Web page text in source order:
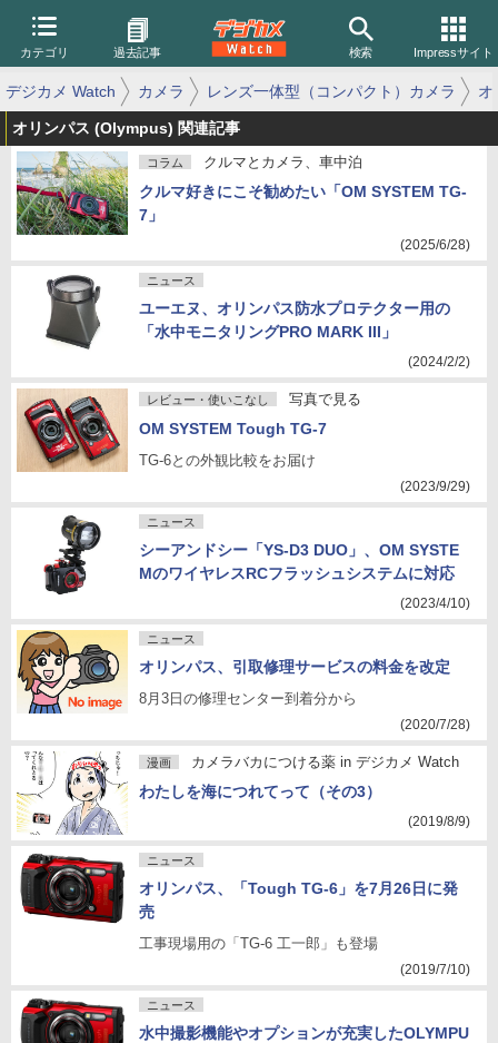
カテゴリ 過去記事 検索 Impressサイト
デジカメ Watch カメラ レンズ一体型（コンパクト）カメラ オ
オリンパス (Olympus) 関連記事
コラム クルマとカメラ、車中泊
クルマ好きにこそ勧めたい「OM SYSTEM TG-
7」
(2025/6/28)
ニュース
ユーエヌ、オリンパス防水プロテクター用の
「水中モニタリングPRO MARK III」
(2024/2/2)
レビュー・使いこなし 写真で見る
OM SYSTEM Tough TG-7
TG-6との外観比較をお届け
(2023/9/29)
ニュース
シーアンドシー「YS-D3 DUO」、OM SYSTE
MのワイヤレスRCフラッシュシステムに対応
(2023/4/10)
ニュース
オリンパス、引取修理サービスの料金を改定
8月3日の修理センター到着分から
(2020/7/28)
漫画 カメラバカにつける薬 in デジカメ Watch
わたしを海につれてって（その3）
(2019/8/9)
ニュース
オリンパス、「Tough TG-6」を7月26日に発
売
工事現場用の「TG-6 工一郎」も登場
(2019/7/10)
ニュース
水中撮影機能やオプションが充実したOLYMPU